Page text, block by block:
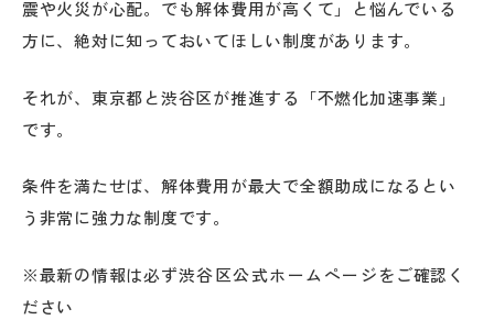
震や火災が心配。でも解体費用が高くて」と悩んでいる
方に、絶対に知っておいてほしい制度があります。
それが、東京都と渋谷区が推進する「不燃化加速事業」
です。
条件を満たせば、解体費用が最大で全額助成になるとい
う非常に強力な制度です。
※最新の情報は必ず渋谷区公式ホームページをご確認く
ださい